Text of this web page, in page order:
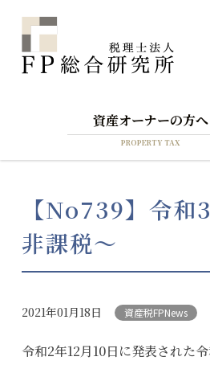
資産オーナーの方へ
PROPERTY TAX
【No739】令
非課税～
2021年01月18日 資産税FPNews
令和2年12月10日に発表された